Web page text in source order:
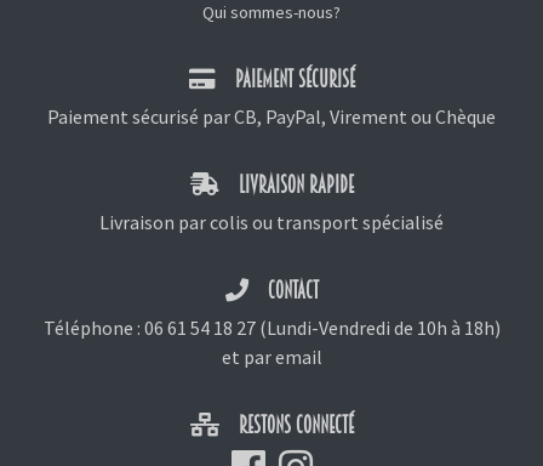
Qui sommes-nous?
PAIEMENT SÉCURISÉ
Paiement sécurisé par CB, PayPal, Virement ou Chèque
LIVRAISON RAPIDE
Livraison par colis ou transport spécialisé
CONTACT
Téléphone : 06 61 54 18 27(Lundi-Vendredi de 10h à 18h)
et par email
RESTONS CONNECTÉ